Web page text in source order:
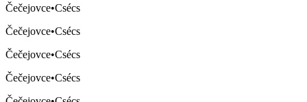
Čečejovce•Csécs
Čečejovce•Csécs
Čečejovce•Csécs
Čečejovce•Csécs